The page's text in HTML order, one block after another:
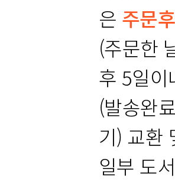
은 주문
(주문한
후 5일
(발송완
기) 교환
일부 도